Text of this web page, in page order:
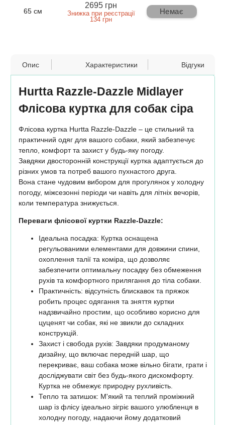
65 см
2695 грн
Знижка при реєстрації
134 грн
Немає
Опис Характеристики Відгуки
Hurtta Razzle-Dazzle Midlayer
Флісова куртка для собак сіра
Флісова куртка Hurtta Razzle-Dazzle – це стильний та
практичний одяг для вашого собаки, який забезпечує
тепло, комфорт та захист у будь-яку погоду.
Завдяки двосторонній конструкції куртка адаптується до
різних умов та потреб вашого пухнастого друга.
Вона стане чудовим вибором для прогулянок у холодну
погоду, міжсезонні періоди чи навіть для літніх вечорів,
коли температура знижується.
Переваги флісової куртки Razzle-Dazzle:
Ідеальна посадка: Куртка оснащена
регульованими елементами для довжини спини,
охоплення талії та коміра, що дозволяє
забезпечити оптимальну посадку без обмеження
рухів та комфортного прилягання до тіла собаки.
Практичність: відсутність блискавок та пряжок
робить процес одягання та зняття куртки
надзвичайно простим, що особливо корисно для
цуценят чи собак, які не звикли до складних
конструкцій.
Захист і свобода рухів: Завдяки продуманому
дизайну, що включає передній шар, що
перекриває, ваш собака може вільно бігати, грати і
досліджувати світ без будь-якого дискомфорту.
Куртка не обмежує природну рухливість.
Тепло та затишок: М'який та теплий проміжний
шар із флісу ідеально зігріє вашого улюбленця в
холодну погоду, надаючи йому додатковий